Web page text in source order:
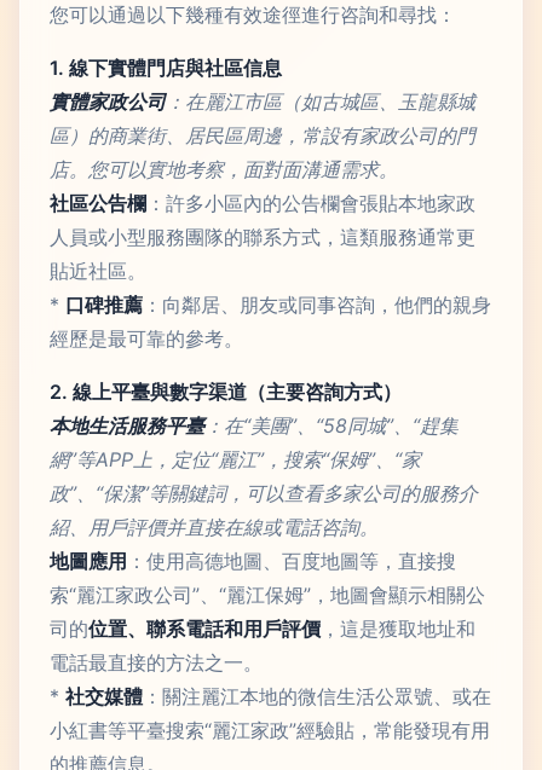
您可以通過以下幾種有效途徑進行咨詢和尋找：
1. 線下實體門店與社區信息
實體家政公司：在麗江市區（如古城區、玉龍縣城
區）的商業街、居民區周邊，常設有家政公司的門
店。您可以實地考察，面對面溝通需求。
社區公告欄 ：許多小區內的公告欄會張貼本地家政
人員或小型服務團隊的聯系方式，這類服務通常更
貼近社區。
* 口碑推薦 ：向鄰居、朋友或同事咨詢，他們的親身
經歷是最可靠的參考。
2. 線上平臺與數字渠道（主要咨詢方式）
本地生活服務平臺：在“美團”、“58同城”、“趕集
網”等APP上，定位“麗江”，搜索“保姆”、“家
政”、“保潔”等關鍵詞，可以查看多家公司的服務介
紹、用戶評價并直接在線或電話咨詢。
地圖應用 ：使用高德地圖、百度地圖等，直接搜
索“麗江家政公司”、“麗江保姆”，地圖會顯示相關公
司的位置、聯系電話和用戶評價 ，這是獲取地址和
電話最直接的方法之一。
* 社交媒體 ：關注麗江本地的微信生活公眾號、或在
小紅書等平臺搜索“麗江家政”經驗貼，常能發現有用
的推薦信息。